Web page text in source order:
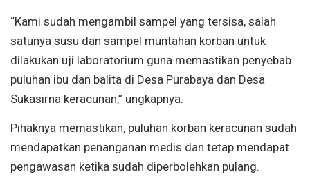
“Kami sudah mengambil sampel yang tersisa, salah
satunya susu dan sampel muntahan korban untuk
dilakukan uji laboratorium guna memastikan penyebab
puluhan ibu dan balita di Desa Purabaya dan Desa
Sukasirna keracunan,” ungkapnya.
Pihaknya memastikan, puluhan korban keracunan sudah
mendapatkan penanganan medis dan tetap mendapat
pengawasan ketika sudah diperbolehkan pulang.